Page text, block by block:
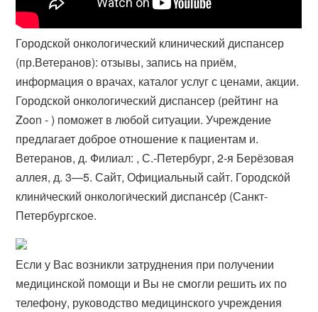
Городской онкологический клинический диспансер
(пр.Ветеранов): отзывы, запись на приём,
информация о врачах, каталог услуг с ценами, акции.
Городской онкологический диспансер (рейтинг на
Zoon - ) поможет в любой ситуации. Учреждение
предлагает доброе отношение к пациентам и​.
Ветеранов, д. Филиал: , С.-Петербург, 2-я Берёзовая
аллея, д. 3—​5. Сайт, Официальный сайт. Городско́й
клини́ческий онкологи́ческий диспансе́р (Санкт-
Петербургское.
Если у Вас возникли затруднения при получении
медицинской помощи и Вы не смогли решить их по
телефону, руководство медицинского учреждения